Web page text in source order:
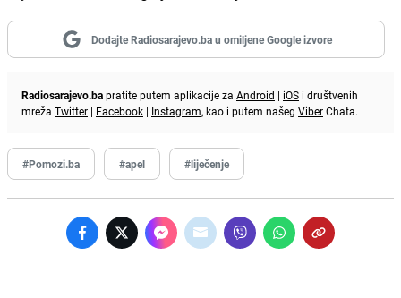
Dodajte Radiosarajevo.ba u omiljene Google izvore
Radiosarajevo.bapratite putem aplikacije za Android | iOS i društvenih
mreža Twitter | Facebook | Instagram, kao i putem našeg ViberChata.
#Pomozi.ba #apel #liječenje